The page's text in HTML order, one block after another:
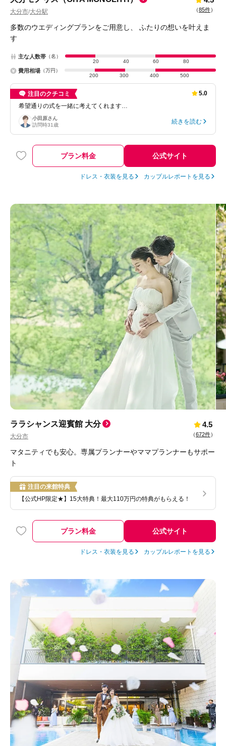
大分市/大分駅 （85件）
多数のウエディングプランをご用意し、 ふたりの想いを叶えま
す
主な人数帯 （名）
20
40 60 80
費用相場 （万円）
200
300 400 500
注目のクチコミ
5.0
希望通りの式を一緒に考えてくれます…
小田原さん
訪問時31歳 続きを読む
プラン料金 公式サイト
ドレス・衣装を見る カップルレポートを見る
ララシャンス迎賓館 大分
大分市
4.5
（672件）
マタニティでも安心。専属プランナーやママプランナーもサポー
ト
注目の来館特典
【公式HP限定★】15大特典！最大110万円の特典がもらえる！
プラン料金 公式サイト
ドレス・衣装を見る カップルレポートを見る